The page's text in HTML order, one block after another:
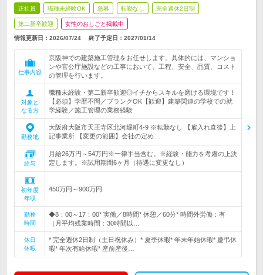
正社員 職種未経験OK 急募 転勤なし 完全週休2日制
第二新卒歓迎 女性のおしごと掲載中
情報更新日：2026/07/24 終了予定日： 2027/01/14
仕事内容
京阪神での建築施工管理をお任せします。具体的には、マンショ
ンや官公庁施設などの工事において、工程、安全、品質、コスト
の管理を行います。
対象と
なる方
職種未経験・第二新卒歓迎◎イチからスキルを磨ける環境です！
【必須】学歴不問／ブランクOK【歓迎】建築関連の学校での就
学経験／施工管理の業務経験
勤務地
大阪府大阪市天王寺区北河堀町4-9 ※転勤なし 【雇入れ直後】上
記事業所 【変更の範囲】会社の定め…
給与
月給26万円～54万円※一律手当含む。※経験・能力を考慮の上決
定します。※試用期間6ヶ月（待遇に変更なし）
初年度
年収
450万円～900万円
勤務
時間
◆8：00～17：00* 実働／8時間* 休憩／60分* 時間外労働：有
（月平均残業時間：30時間以…
休日
休暇
* 完全週休2日制（土日祝休み）* 夏季休暇* 年末年始休暇* 慶弔休
暇* 年次有給休暇* 産前産後…